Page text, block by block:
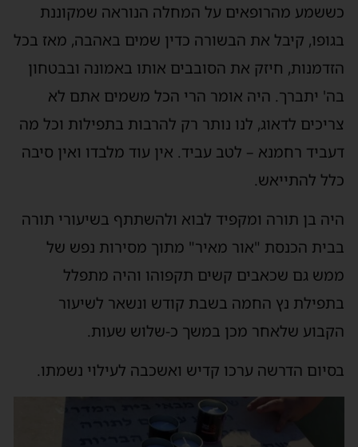
כששמע מהרופאים על המחלה הנוראה שמקוננת
בגופו, קיבל את הבשורה כדין שמים באהבה, מאז בכל
הזדמנות, חיזק את הסובבים אותו באמונה ובבטחון
בה' יתברך. היה אומר הרי הכל משמים אתם לא
צריכים לדאוג, לנו נותר רק להרבות בתפילות וכל מה
דעביד רחמנא – לטב עביד. אין עוד מלבדו ואין סיבה
כלל להתייאש.
היה בן תורה ומקפיד לבוא ולהשתתף בשיעורי תורה
בבית הכנסת "אור מאיר" מתוך מסירות נפש של
ממש גם שכאבים קשים תקפוהו והיה מתפלל
בתפילת נץ החמה בשבת קודש ונשאר לשיעור
הקבוע שלאחר מכן במשך כ-שלוש שעות.
בסיום הדרשה ערכו קדיש ואשכבה לעילוי נשמתו.